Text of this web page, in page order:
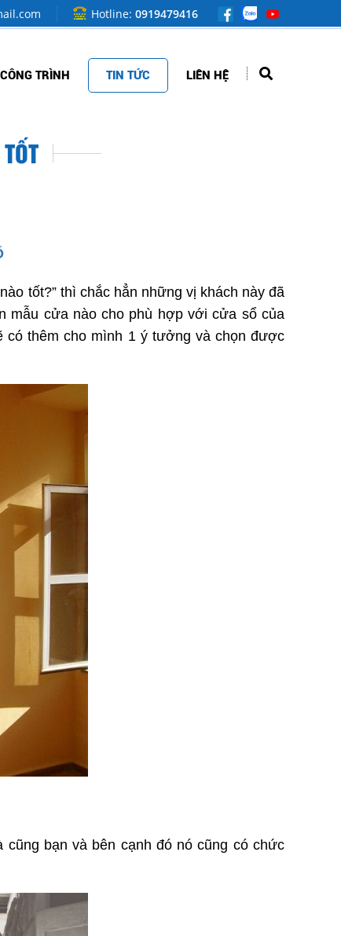
Hotline: 0919479416
CÔNG TRÌNH TIN TỨC LIÊN HỆ
nào tốt?” thì chắc hẳn những vị khách này đã
mẫu cửa nào cho phù hợp với cửa sổ của
có thêm cho mình 1 ý tưởng và chọn được
bạn và bên cạnh đó nó cũng có chức